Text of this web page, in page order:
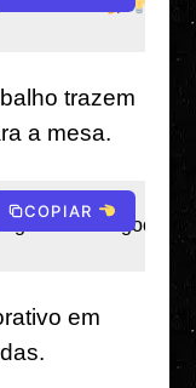
fácil.
trazem
a mesa.
não é
COPIAR
em